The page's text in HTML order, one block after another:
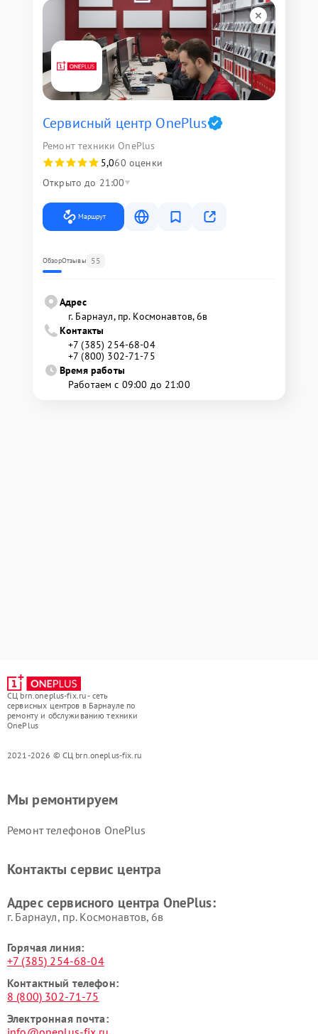
Сервисный центр OnePlus
Ремонт техники OnePlus
5,060 оценки
Открыто до 21:00
Маршрут
ОбзорОтзывы 55
Адрес
г. Барнаул, ​пр. Космонавтов, 6в
Контакты
+7 (385) 254-68-04
+7 (800) 302-71-75
Время работы
Работаем с 09:00 до 21:00
СЦ brn.oneplus-fix.ru - сеть
сервисных центров в Барнауле по
ремонту и обслуживанию техники
OnePlus
2021-2026 © СЦ brn.oneplus-fix.ru
Мы ремонтируем
Ремонт телефонов OnePlus
Контакты сервис центра
Адрес сервисного центра OnePlus:
г. Барнаул, ​пр. Космонавтов, 6в
Горячая линия:
+7 (385) 254-68-04
Контактный телефон:
8 (800) 302-71-75
Электронная почта: